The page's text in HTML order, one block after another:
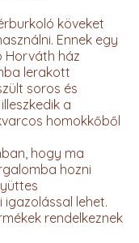
köveket
Ennek egy
Horváth ház
lerakott
soros és
a
homokkőből
hogy ma
hozni
lehet.
rendelkeznek